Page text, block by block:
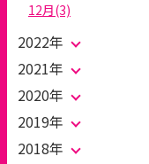
12月(3)
2022年
2021年
2020年
2019年
2018年